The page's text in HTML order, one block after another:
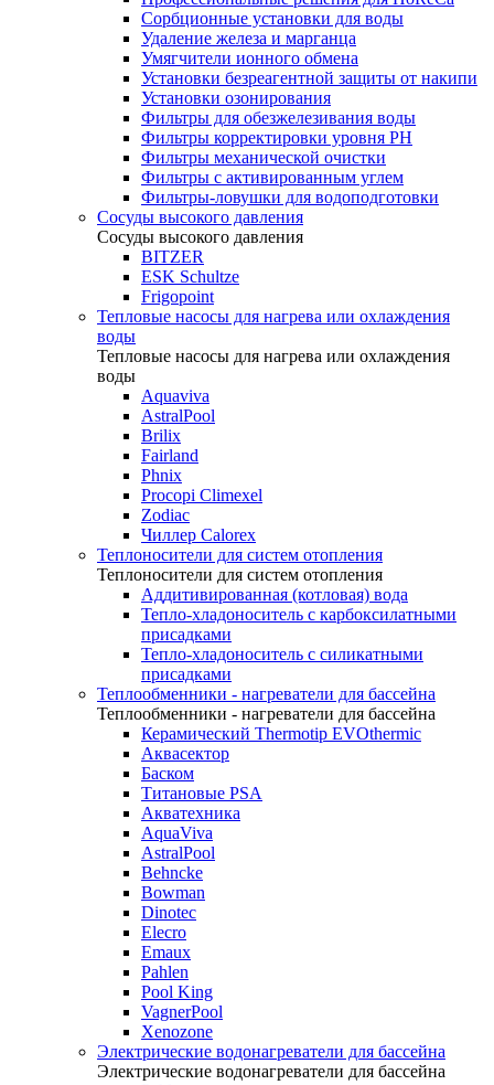
Сорбционные установки для воды
Удаление железа и марганца
Умягчители ионного обмена
Установки безреагентной защиты от накипи
Установки озонирования
Фильтры для обезжелезивания воды
Фильтры корректировки уровня PH
Фильтры механической очистки
Фильтры с активированным углем
Фильтры-ловушки для водоподготовки
Сосуды высокого давления
Сосуды высокого давления
BITZER
ESK Schultze
Frigopoint
Тепловые насосы для нагрева или охлаждения
воды
Тепловые насосы для нагрева или охлаждения
воды
Aquaviva
AstralPool
Brilix
Fairland
Phnix
Procopi Climexel
Zodiac
Чиллер Calorex
Теплоносители для систем отопления
Теплоносители для систем отопления
Аддитивированная (котловая) вода
Тепло-хладоноситель с карбоксилатными
присадками
Тепло-хладоноситель с силикатными
присадками
Теплообменники - нагреватели для бассейна
Теплообменники - нагреватели для бассейна
Керамический Thermotip EVOthermic
Аквасектор
Баском
Титановые PSA
Акватехника
AquaViva
AstralPool
Behncke
Bowman
Dinotec
Elecro
Emaux
Pahlen
Pool King
VagnerPool
Xenozone
Электрические водонагреватели для бассейна
Электрические водонагреватели для бассейна